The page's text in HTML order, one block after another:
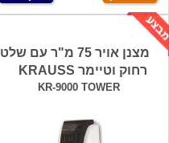
מצנן אויר 75 מ"ר עם שלט
רחוק וטיימר KRAUSS
KR-9000 TOWER